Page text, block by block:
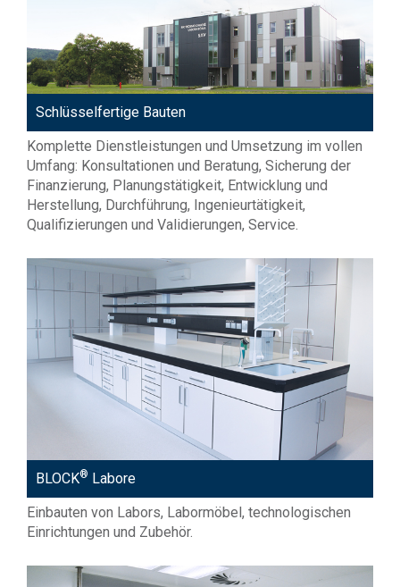
Schlüsselfertige Bauten
Komplette Dienstleistungen und Umsetzung im vollen
Umfang: Konsultationen und Beratung, Sicherung der
Finanzierung, Planungstätigkeit, Entwicklung und
Herstellung, Durchführung, Ingenieurtätigkeit,
Qualifizierungen und Validierungen, Service.
BLOCK® Labore
Einbauten von Labors, Labormöbel, technologischen
Einrichtungen und Zubehör.